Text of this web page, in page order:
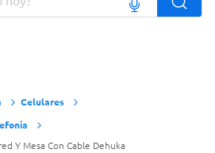
Celulares
Y Mesa Con Cable Dehuka